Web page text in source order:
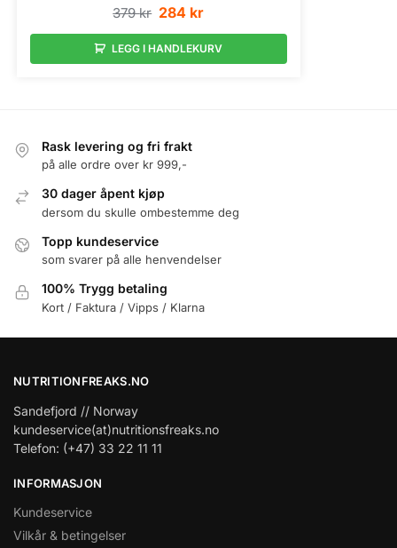
379kr 284 kr
LEGG I HANDLEKURV
Rask levering og fri frakt
på alle ordre over kr 999,-
30 dager åpent kjøp
dersom du skulle ombestemme deg
Topp kundeservice
som svarer på alle henvendelser
100% Trygg betaling
Kort / Faktura / Vipps / Klarna
NUTRITIONFREAKS.NO
Sandefjord // Norway
kundeservice(at)nutritionsfreaks.no
Telefon: (+47) 33 22 11 11
INFORMASJON
Kundeservice
Vilkår & betingelser